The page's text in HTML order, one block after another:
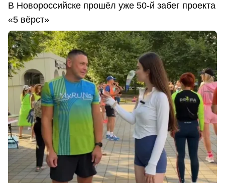
В Новороссийске прошёл уже 50-й забег проекта
«5 вёрст»